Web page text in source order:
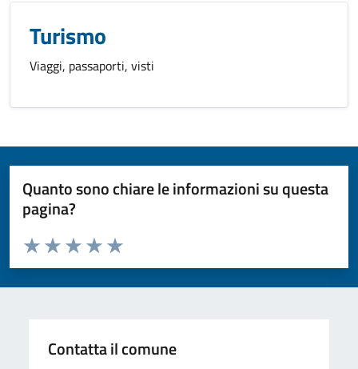
Turismo
Viaggi, passaporti, visti
Quanto sono chiare le informazioni su questa
pagina?
Valuta da 1 a 5 stelle la pagina
Valuta 5 stelle su 5
Valuta 4 stelle su 5
Valuta 3 stelle su 5
Valuta 2 stelle su 5
Valuta 1 stelle su 5
Contatta il comune